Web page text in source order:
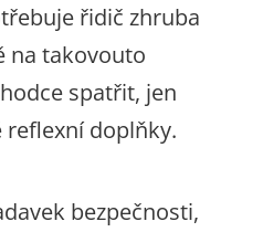
řidič zhruba
na takovouto
spatřit, jen
reflexní doplňky.
bezpečnosti,